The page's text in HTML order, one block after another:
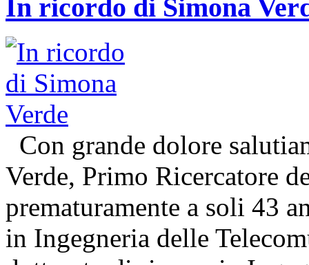
In ricordo di Simona
Con grande dolore
Verde, Primo Ricercatore
prematuramente a soli 43
in Ingegneria delle